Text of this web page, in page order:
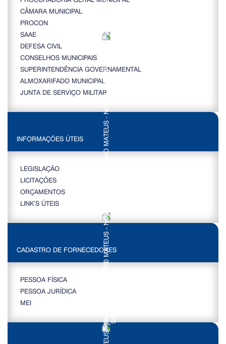
CÂMARA MUNICIPAL
PROCON
SAAE
DEFESA CIVIL
CONSELHOS MUNICIPAIS
SUPERINTENDÊNCIA GOVERNAMENTAL
ALMOXARIFADO MUNICIPAL
JUNTA DE SERVIÇO MILITAR
INFORMAÇÕES ÚTEIS
LEGISLAÇÃO
LICITAÇÕES
ORÇAMENTOS
LINK’S ÚTEIS
CADASTRO DE FORNECEDORES
PESSOA FÍSICA
PESSOA JURÍDICA
MEI